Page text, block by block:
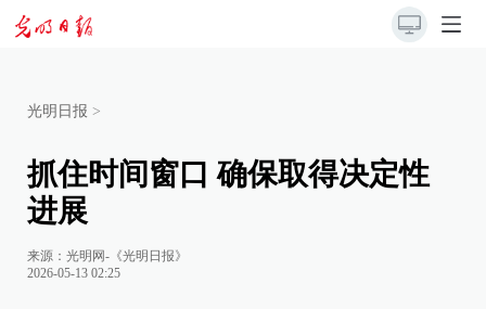
光明日报 >
抓住时间窗口 确保取得决定性
进展
来源： 光明网-《光明日报》
2026-05-13 02:25